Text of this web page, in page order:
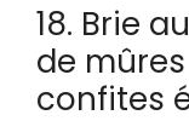
18. Brie
de
confites